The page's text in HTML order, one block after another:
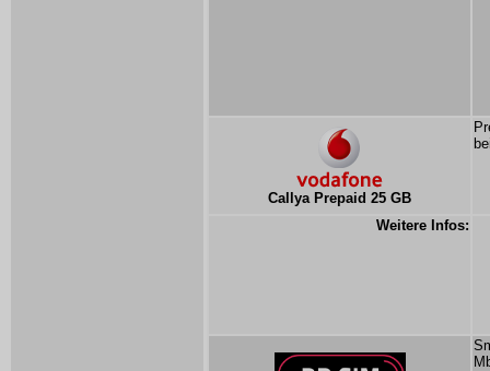
Callya Prepaid 25 GB
Weitere Infos: